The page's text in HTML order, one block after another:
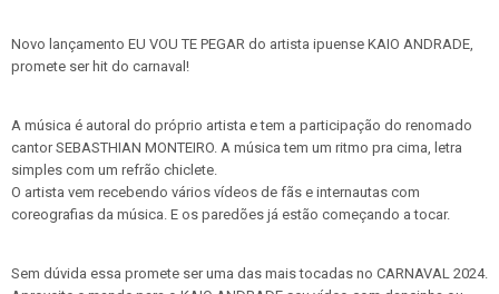
Novo lançamento EU VOU TE PEGAR do artista ipuense KAIO ANDRADE,
promete ser hit do carnaval!
A música é autoral do próprio artista e tem a participação do renomado
cantor SEBASTHIAN MONTEIRO. A música tem um ritmo pra cima, letra
simples com um refrão chiclete.
O artista vem recebendo vários vídeos de fãs e internautas com
coreografias da música. E os paredões já estão começando a tocar.
Sem dúvida essa promete ser uma das mais tocadas no CARNAVAL 2024.